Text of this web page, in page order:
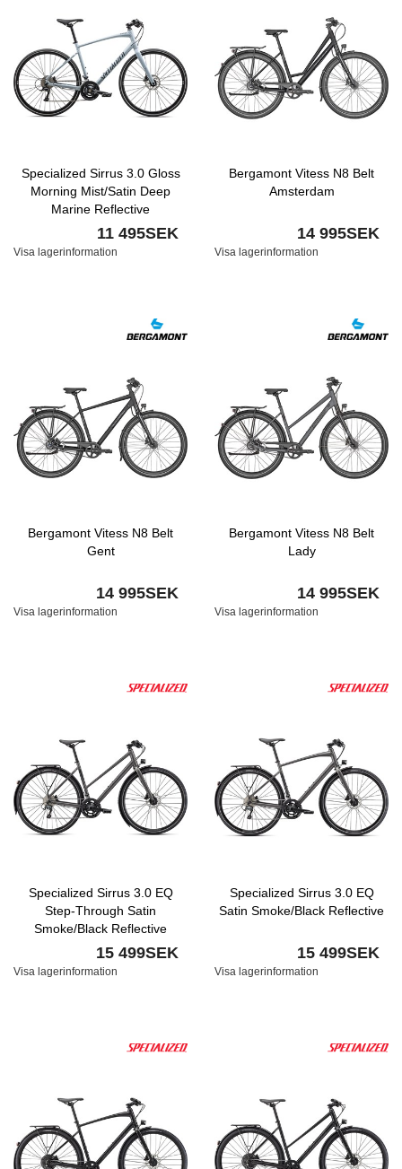
Specialized Sirrus 3.0 Gloss
Morning Mist/Satin Deep
Marine Reflective
11 495SEK
Visa lagerinformation
Bergamont Vitess N8 Belt
Amsterdam
14 995SEK
Visa lagerinformation
Bergamont Vitess N8 Belt
Gent
14 995SEK
Visa lagerinformation
Bergamont Vitess N8 Belt
Lady
14 995SEK
Visa lagerinformation
Specialized Sirrus 3.0 EQ
Step-Through Satin
Smoke/Black Reflective
15 499SEK
Visa lagerinformation
Specialized Sirrus 3.0 EQ
Satin Smoke/Black Reflective
15 499SEK
Visa lagerinformation